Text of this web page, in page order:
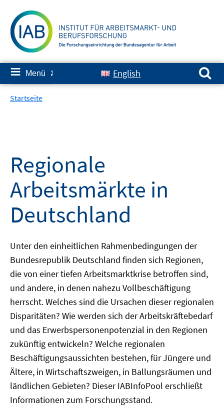
zum
Inhalt
≡ Menü ✘ English
Suchen nach:
Startseite
Regionale
Arbeitsmärkte in
Deutschland
Unter den einheitlichen Rahmenbedingungen der
Bundesrepublik Deutschland finden sich Regionen,
die von einer tiefen Arbeitsmarktkrise betroffen sind,
und andere, in denen nahezu Vollbeschäftigung
herrscht. Welches sind die Ursachen dieser regionalen
Disparitäten? Wie werden sich der Arbeitskräftebedarf
und das Erwerbspersonenpotenzial in den Regionen
zukünftig entwickeln? Welche regionalen
Beschäftigungsaussichten bestehen, für Jüngere und
Ältere, in Wirtschaftszweigen, in Ballungsräumen und
ländlichen Gebieten? DieserIABInfoPool erschließt
Informationen zum Forschungsstand.